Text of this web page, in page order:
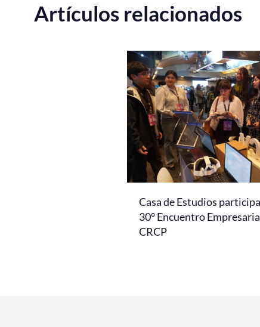
Artículos relacionados
Casa de Estudios
30° Encuentro
CRCP